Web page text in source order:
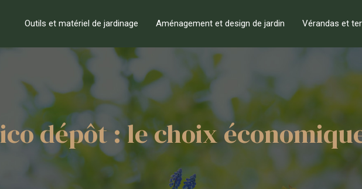
Outils et matériel de jardinage Aménagement et design de jardin Vérandas et
dépôt : le choix